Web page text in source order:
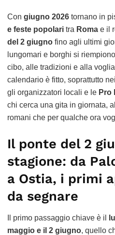
Con giugno 2026 tornano in
e feste popolari tra Roma e il
del 2 giugno fino agli ultimi
lungomari e borghi si
cibo, alle tradizioni e alla voglia
calendario è fitto, soprattutto
gli organizzatori locali e le Pro
chi cerca una gita in giornata,
romani che per qualche ora
Il ponte del 2
stagione: da
a Ostia, i primi
da segnare
Il primo passaggio chiave è il
maggio e il 2 giugno, quello